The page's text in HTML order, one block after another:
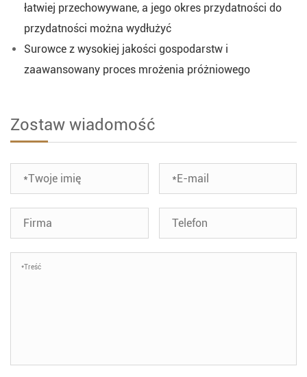
łatwiej przechowywane, a jego okres przydatności do
przydatności można wydłużyć
Surowce z wysokiej jakości gospodarstw i
zaawansowany proces mrożenia próżniowego
Zostaw wiadomość